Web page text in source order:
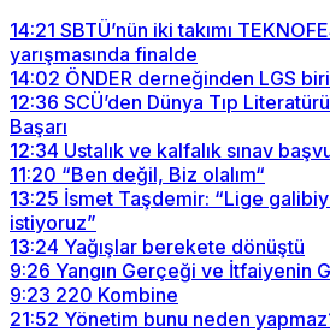
14:21 SBTÜ’nün iki takımı
yarışmasında finalde
14:02 ÖNDER derneğinden LGS
12:36 SCÜ’den Dünya Tıp
Başarı
12:34 Ustalık ve kalfalık sınav
11:20 “Ben değil, Biz olalım“
13:25 İsmet Taşdemir: “Lige
istiyoruz”
13:24 Yağışlar berekete dönüştü
9:26 Yangın Gerçeği ve İtfaiyenin
9:23 220 Kombine
21:52 Yönetim bunu neden